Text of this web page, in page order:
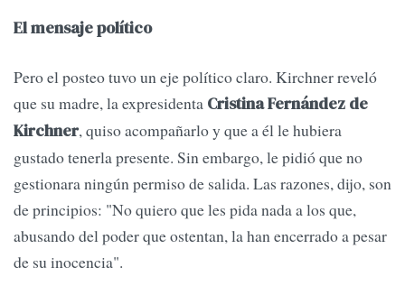
El mensaje político
Pero el posteo tuvo un eje político claro. Kirchner reveló
que su madre, la expresidenta Cristina Fernández de
Kirchner, quiso acompañarlo y que a él le hubiera
gustado tenerla presente. Sin embargo, le pidió que no
gestionara ningún permiso de salida. Las razones, dijo, son
de principios: "No quiero que les pida nada a los que,
abusando del poder que ostentan, la han encerrado a pesar
de su inocencia".